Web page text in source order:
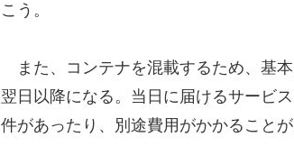
こう。
また、コンテナを混載するため、基
翌日以降になる。当日に届けるサービ
件があったり、別途費用がかかることが